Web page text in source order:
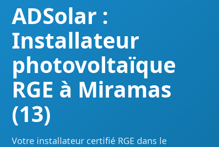
ADSolar :
Installateur
photovoltaïque
RGE à Miramas
(13)
Votre installateur certifié RGE dans le